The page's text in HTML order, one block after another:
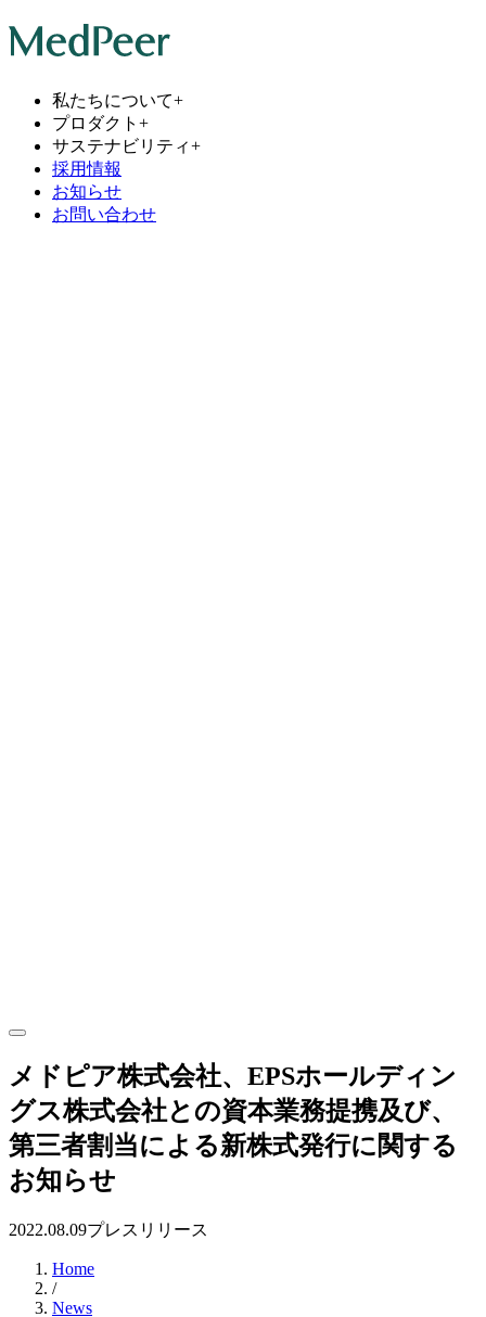
私たちについて+
プロダクト +
サステナビリティ+
採用情報
お知らせ
お問い合わせ
メドピア株式会社、EPSホールディン
グス株式会社との資本業務提携及び、
第三者割当による新株式発行に関する
お知らせ
2022.08.09プレスリリース
Home
/
News